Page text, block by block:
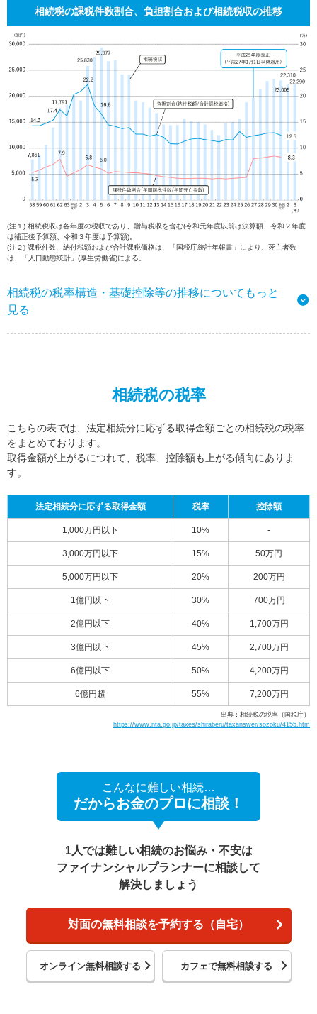
相続税の課税件数割合、負担割合および相続税収の推移
(注１) 相続税収は各年度の税収であり、贈与税収を含む(令和元年度以前は決算額、令和２年度
は補正後予算額、令和３年度は予算額)。
(注２) 課税件数、納付税額および合計課税価格は、「国税庁統計年報書」により、死亡者数
は、「人口動態統計」(厚生労働省)による。
相続税の税率構造・基礎控除等の推移についてもっと
見る
相続税の税率
こちらの表では、法定相続分に応ずる取得金額ごとの相続税の税率
をまとめております。
取得金額が上がるにつれて、税率、控除額も上がる傾向にありま
す。
法定相続分に応ずる取得金額 税率 控除額
1,000万円以下 10% -
3,000万円以下 15% 50万円
5,000万円以下 20% 200万円
1億円以下 30% 700万円
2億円以下 40% 1,700万円
3億円以下 45% 2,700万円
6億円以下 50% 4,200万円
6億円超 55% 7,200万円
出典：相続税の税率（国税庁）
https://www.nta.go.jp/taxes/shiraberu/taxanswer/sozoku/4155.htm
こんなに難しい相続…
だからお金のプロに相談！
1人では難しい相続のお悩み・不安は
ファイナンシャルプランナーに相談して
解決しましょう
対面の無料相談を予約する（自宅）
オンライン無料相談する カフェで無料相談する